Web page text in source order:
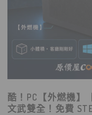
酷！PC【外燃機】
文武雙全！免費